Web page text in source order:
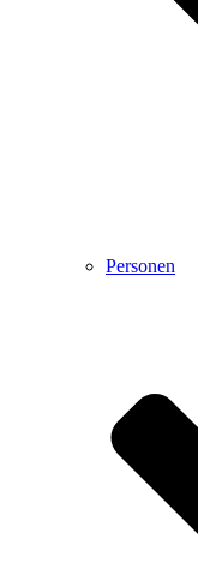
Personen